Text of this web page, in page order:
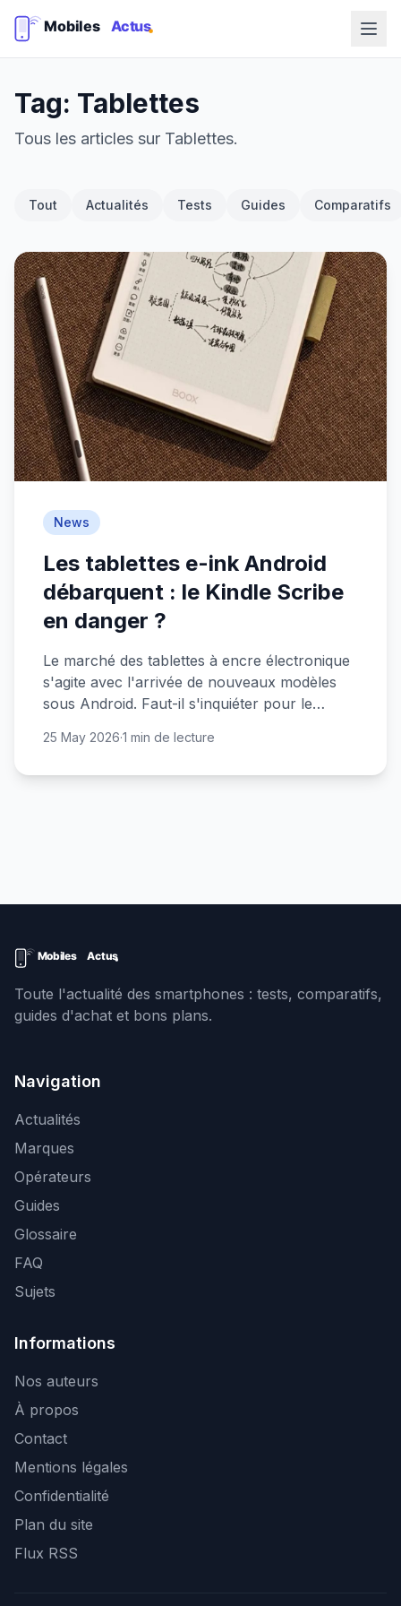
Tag: Tablettes
Tous les articles sur Tablettes.
Tout Actualités Tests Guides Comparatifs
News
Les tablettes e-ink Android
débarquent : le Kindle Scribe
en danger ?
Le marché des tablettes à encre électronique
s'agite avec l'arrivée de nouveaux modèles
sous Android. Faut-il s'inquiéter pour le
25 May 2026·1 min de lecture
Toute l'actualité des smartphones : tests, comparatifs,
guides d'achat et bons plans.
Navigation
Actualités
Marques
Opérateurs
Guides
Glossaire
FAQ
Sujets
Informations
Nos auteurs
À propos
Contact
Mentions légales
Confidentialité
Plan du site
Flux RSS